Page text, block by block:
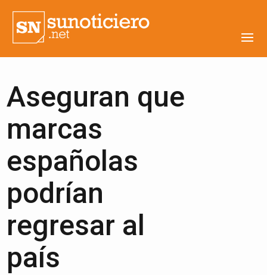
Aseguran que
marcas
españolas
podrían
regresar al
país